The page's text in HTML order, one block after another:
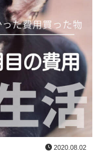
2020.08.02